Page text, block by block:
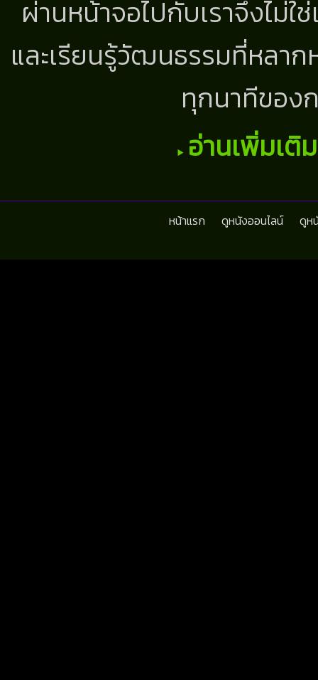
ผ่านหน้าจอไปกับเราจึงไม่
และเรียนรู้วัฒนธรรมที่หลา
ทุกนาทีขอ
อ่านเพิ่มเติ
หน้าแรก ดูหนังออนไลน์ ดูห